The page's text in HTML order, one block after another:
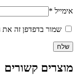
אימייל *
שמור בדפדפן זה
מוצרים קשורים